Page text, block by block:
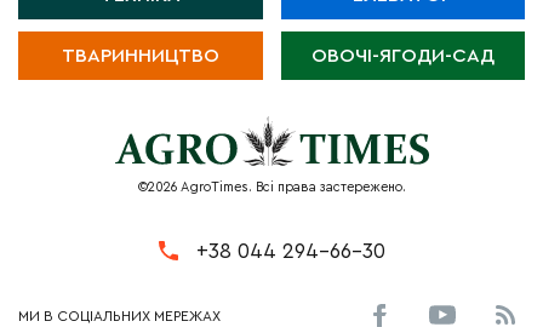
ТВАРИННИЦТВО ОВОЧІ-ЯГОДИ-САД
©2026 AgroTimes. Всі права застережено.
+38 044 294-66-30